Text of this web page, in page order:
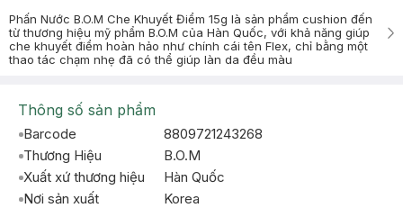
Phấn Nước B.O.M Che Khuyết Điểm 15g là sản phẩm cushion đến
từ thương hiệu mỹ phẩm B.O.M của Hàn Quốc, với khả năng giúp
che khuyết điểm hoàn hảo như chính cái tên Flex, chỉ bằng một
thao tác chạm nhẹ đã có thể giúp làn da đều màu
Thông số sản phẩm
Barcode
8809721243268
Thương Hiệu
B.O.M
Xuất xứ thương hiệu
Hàn Quốc
Nơi sản xuất
Korea